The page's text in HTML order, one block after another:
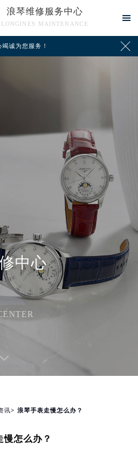
浪琴维修服务中心
LONGINES MAINTENANCE

诚为您服务！ 
中心
讯> 浪琴手表走慢怎么办？
慢怎么办？